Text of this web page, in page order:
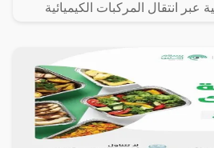
عبر انتقال المركبات الكيميائية